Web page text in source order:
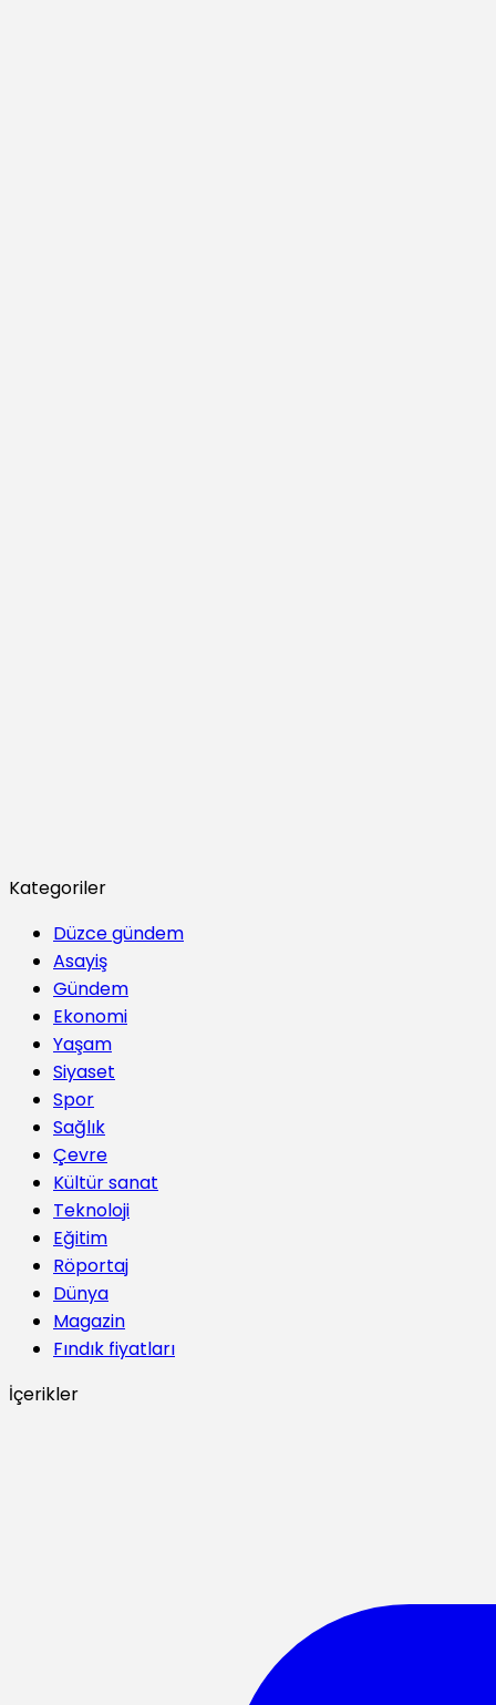
Kategoriler
Düzce gündem
Asayiş
Gündem
Ekonomi
Yaşam
Siyaset
Spor
Sağlık
Çevre
Kültür sanat
Teknoloji
Eğitim
Röportaj
Dünya
Magazin
Fındık fiyatları
İçerikler